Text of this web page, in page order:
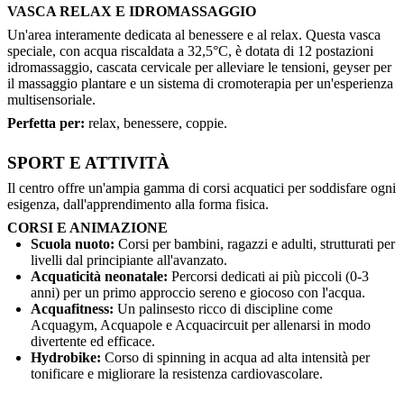
VASCA RELAX E IDROMASSAGGIO
Un'area interamente dedicata al benessere e al relax. Questa vasca
speciale, con acqua riscaldata a 32,5°C, è dotata di 12 postazioni
idromassaggio, cascata cervicale per alleviare le tensioni, geyser per
il massaggio plantare e un sistema di cromoterapia per un'esperienza
multisensoriale.
Perfetta per: relax, benessere, coppie.
SPORT E ATTIVITÀ
Il centro offre un'ampia gamma di corsi acquatici per soddisfare ogni
esigenza, dall'apprendimento alla forma fisica.
CORSI E ANIMAZIONE
Scuola nuoto: Corsi per bambini, ragazzi e adulti, strutturati per
livelli dal principiante all'avanzato.
Acquaticità neonatale: Percorsi dedicati ai più piccoli (0-3
anni) per un primo approccio sereno e giocoso con l'acqua.
Acquafitness: Un palinsesto ricco di discipline come
Acquagym, Acquapole e Acquacircuit per allenarsi in modo
divertente ed efficace.
Hydrobike: Corso di spinning in acqua ad alta intensità per
tonificare e migliorare la resistenza cardiovascolare.